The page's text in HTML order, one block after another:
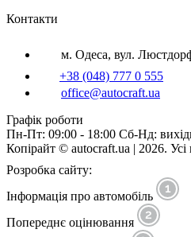
Контакти
м. Одеса, вул.
+38 (048) 777 0 555
office@autocraft.ua
Графік роботи
Пн-Пт: 09:00 - 18:00 Сб-Нд:
Копірайт © autocraft.ua | 2026. Усі
Розробка сайту:
Інформація про автомобіль
Попереднє оцінювання